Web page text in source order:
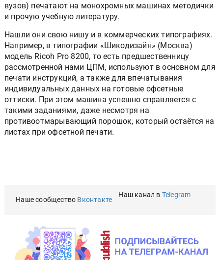
вузов) печатают на монохромных машинах методички
и прочую учебную литературу.
Нашли они свою нишу и в коммерческих типографиях.
Например, в типографии «Шикодизайн» (Москва)
модель Ricoh Pro 8200, то есть предшественницу
рассмотренной нами ЦПМ, используют в основном для
печати инструкций, а также для впечатывания
индивидуальных данных на готовые офсетные
оттиски. При этом машина успешно справляется с
такими заданиями, даже несмотря на
противоотмарывающий порошок, который остаётся на
листах при офсетной печати.
Наше сообщество Вконтакте
Наш канал в Telegram